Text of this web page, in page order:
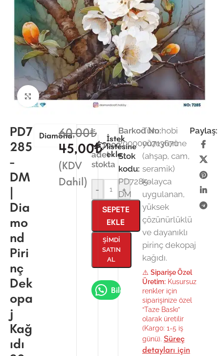
Büyütmek için tıklayın
PD7
285
-
DM
|
Dia
mo
nd
Piri
nç
Dek
opa
j
Kağ
ıdı
Diamond60,00₺
45,00₺
(KDV
Dahil)
1000
adet
stokta
- +
SEPETE
EKLE
ŞIMDI
SATIN
AL
Bilgi Al
İstek
listesine
ekle
Barkod No:
2000000713670
Stok
kodu:
PD7285-
DM
Tüm hobi
yüzeylerine
(ahşap, cam,
seramik)
kolayca
uygulanan,
yüksek
çözünürlüklü
ve dayanıklı
pirinç dekopaj
kağıdı.
⚠️ Siparişe Özel
Üretim:Kusursuz
renkler için
siparişinize özel
“Taze Baskı”
olarak üretilir
(Kargo: 1-5 iş
günü). Süreç
detayları için
Paylaş: